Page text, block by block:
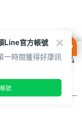
式之詳情，及若您不希
定，請參閱本網站「
隱私
同意本公司得按本網站使
Line官方帳號
一時間獲得好康訊
號